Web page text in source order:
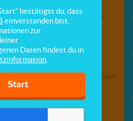
Kommunikation in
bestätigst du, dass
einverstanden bist.
zur
Daten findest du in
Start